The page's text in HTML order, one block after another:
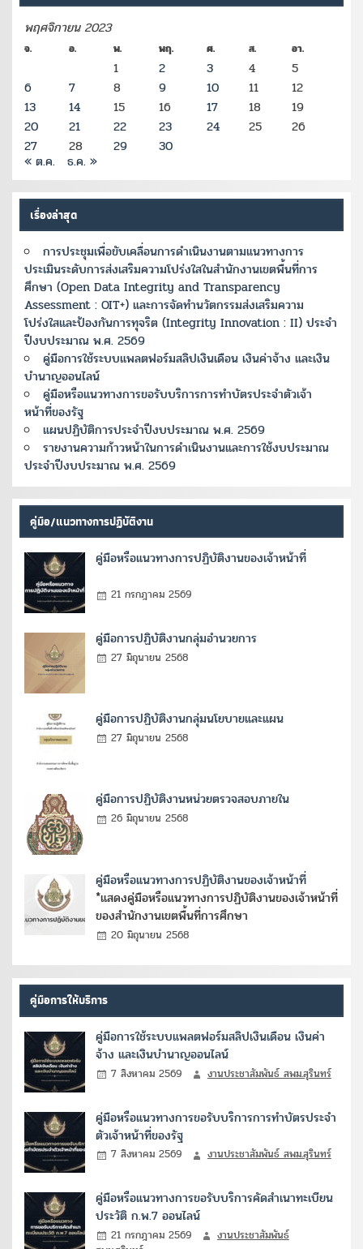
พฤศจิกายน 2023
จ. อ. พ. พฤ. ศ. ส. อา.
1 2 3 4
5
6
7 8 9 10 11
12
13
14 15 16 17 18
19
20
21 22 23 24 25
26
27
28 29 30
« ต.ค. ธ.ค. »
เรื่องล่าสุด
การประชุมเพื่อขับเคลื่อนการดำเนินงานตามแนวทางการ
ประเมินระดับการส่งเสริมความโปร่งใสในสำนักงานเขตพื้นที่การ
ศึกษา (Open Data Integrity and Transparency
Assessment : OIT+) และการจัดทำนวัตกรรมส่งเสริมความ
โปร่งใสและป้องกันการทุจริต (Integrity Innovation : II) ประจำ
ปีงบประมาณ พ.ศ. 2569
คู่มือการใช้ระบบแพลตฟอร์มสลิปเงินเดือน เงินค่าจ้าง และเงิน
บำนาญออนไลน์
คู่มือหรือแนวทางการขอรับบริการการทำบัตรประจำตัวเจ้า
หน้าที่ของรัฐ
แผนปฏิบัติการประจำปีงบประมาณ พ.ศ. 2569
รายงานความก้าวหน้าในการดำเนินงานและการใช้งบประมาณ
ประจำปีงบประมาณ พ.ศ. 2569
คู่มือ/แนวทางการปฏิบัติงาน
คู่มือหรือแนวทางการปฏิบัติงานของเจ้าหน้าที่
21 กรกฎาคม 2569
คู่มือการปฏิบัติงานกลุ่มอำนวยการ
27 มิถุนายน 2568
คู่มือการปฏิบัติงานกลุ่มนโยบายและแผน
27 มิถุนายน 2568
คู่มือการปฏิบัติงานหน่วยตรวจสอบภายใน
26 มิถุนายน 2568
คู่มือหรือแนวทางการปฏิบัติงานของเจ้าหน้าที่
*แสดงคู่มือหรือแนวทางการปฏิบัติงานของเจ้าหน้าที่
ของสำนักงานเขตพื้นที่การศึกษา
20 มิถุนายน 2568
คู่มือการให้บริการ
คู่มือการใช้ระบบแพลตฟอร์มสลิปเงินเดือน เงินค่า
จ้าง และเงินบำนาญออนไลน์
7 สิงหาคม 2569 งานประชาสัมพันธ์ สพม.สุรินทร์
คู่มือหรือแนวทางการขอรับบริการการทำบัตรประจำ
ตัวเจ้าหน้าที่ของรัฐ
7 สิงหาคม 2569 งานประชาสัมพันธ์ สพม.สุรินทร์
คู่มือหรือแนวทางการขอรับบริการคัดสำเนาทะเบียน
ประวัติ ก.พ.7 ออนไลน์
21 กรกฎาคม 2569
งานประชาสัมพันธ์